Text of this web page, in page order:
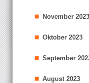
November 2023
Oktober 2023
September
August 2023